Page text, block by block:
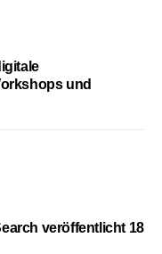
und
veröffentlicht 18